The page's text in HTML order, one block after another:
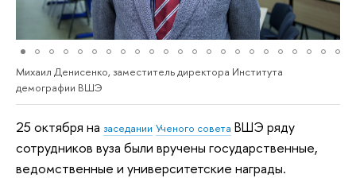
Михаил Денисенко, заместитель директора Института
демографии ВШЭ
25 октября на заседании Ученого совета ВШЭ ряду
сотрудников вуза были вручены государственные,
ведомственные и университетские награды.